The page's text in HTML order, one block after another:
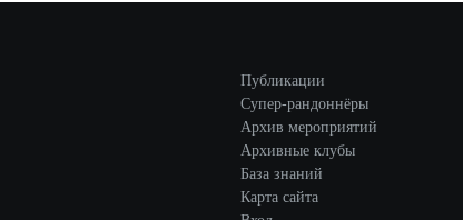
Публикации
Супер-рандоннёры
Архив мероприятий
Архивные клубы
База знаний
Карта сайта